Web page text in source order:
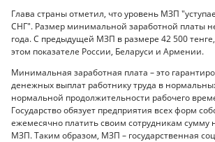
Глава страны отметил, что уровень МЗП
СНГ". Размер минимальной заработной платы
года. С предыдущей МЗП в размере 42 500 тенге,
этом показателе России, Беларуси и Армении.
Минимальная заработная плата – это
денежных выплат работнику труда в
нормальной продолжительности рабочего
Государство обязует предприятия всех форм
ежемесячно платить своим сотрудникам сумму
МЗП. Таким образом, МЗП – государственная